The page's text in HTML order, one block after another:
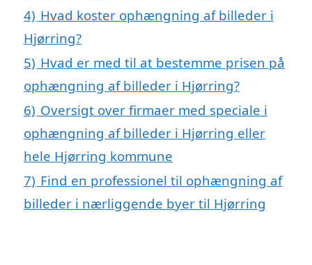
4) Hvad koster ophængning af billeder i
Hjørring?
5) Hvad er med til at bestemme prisen på
ophængning af billeder i Hjørring?
6) Oversigt over firmaer med speciale i
ophængning af billeder i Hjørring eller
hele Hjørring kommune
7) Find en professionel til ophængning af
billeder i nærliggende byer til Hjørring